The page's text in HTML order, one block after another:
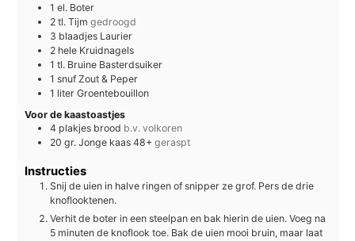
1 el. Boter
2 tl. Tijm gedroogd
3 blaadjes Laurier
2 hele Kruidnagels
1 tl. Bruine Basterdsuiker
1 snuf Zout & Peper
1 liter Groentebouillon
Voor de kaastoastjes
4 plakjes brood b.v. volkoren
20 gr. Jonge kaas 48+ geraspt
Instructies
Snij de uien in halve ringen of snipper ze grof. Pers de drie
knoflooktenen.
Verhit de boter in een steelpan en bak hierin de uien. Voeg na
5 minuten de knoflook toe. Bak de uien mooi bruin, maar laat